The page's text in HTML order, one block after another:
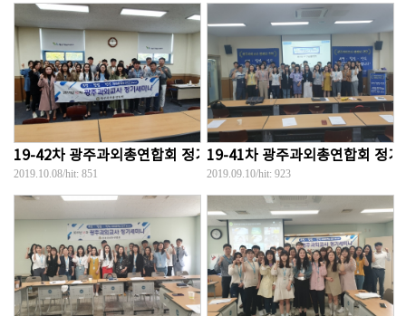
19-42차 광주과외총연합회 정기세미나
2019.10.08/hit:851
19-41차 광주과외총연합회 정기
2019.09.10/hit:923